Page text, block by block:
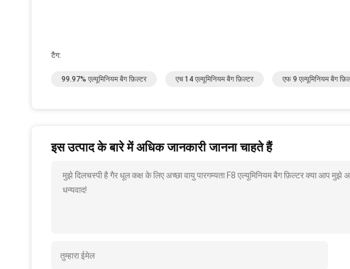
टैग:
99.97% एल्यूमिनियम बैग फ़िल्टर एच 14 एल्यूमिनियम बैग फ़िल्टर एफ 9 एल्यूमिनियम बैग
इस उत्पाद के बारे में अधिक जानकारी जानना चाहते हैं
मुझे दिलचस्पी है गैर धूल कक्ष के लिए अच्छा वायु पारगम्यता F8 एल्यूमिनियम बैग फ़िल्टर क्या आप
धन्यवाद!